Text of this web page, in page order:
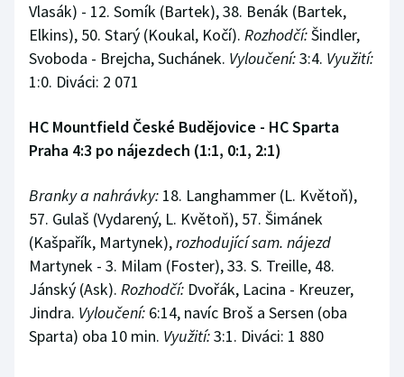
Vlasák) - 12. Somík (Bartek), 38. Benák (Bartek,
Elkins), 50. Starý (Koukal, Kočí). Rozhodčí:Šindler,
Svoboda - Brejcha, Suchánek. Vyloučení:3:4. Využití:
1:0. Diváci: 2 071
HC Mountfield České Budějovice - HC Sparta
Praha 4:3 po nájezdech (1:1, 0:1, 2:1)
Branky a nahrávky: 18. Langhammer (L. Květoň),
57. Gulaš (Vydarený, L. Květoň), 57. Šimánek
(Kašpařík, Martynek),rozhodující sam. nájezd
Martynek - 3. Milam (Foster), 33. S. Treille, 48.
Jánský (Ask). Rozhodčí: Dvořák, Lacina - Kreuzer,
Jindra. Vyloučení: 6:14, navíc Broš a Sersen (oba
Sparta) oba 10 min. Využití:3:1. Diváci: 1 880